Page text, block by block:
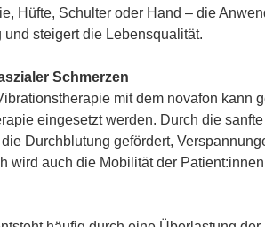
Hüfte, Schulter oder Hand – die
steigert die Lebensqualität.
Schmerzen
mit dem novafon kann
eingesetzt werden. Durch die
Durchblutung gefördert,
wird auch die Mobilität der